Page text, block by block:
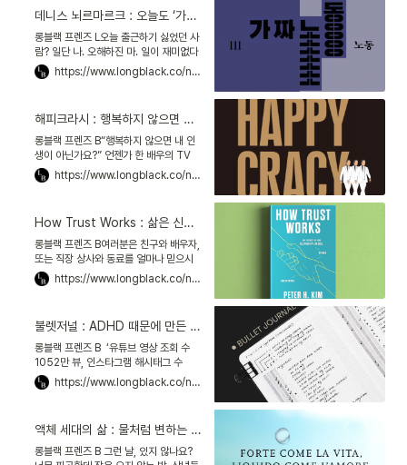
데니스 뇌르마르크 : 오늘도 ‘가짜 노동’ 하시나요?
롱블랙 프렌즈 L오늘 출근하기 싫었던 사
람? 일단 나. 오해하진 마. 일이 재미없다
는 건 아니니까. 그래도 가끔은 이런 생각
이 들어. ‘할 일이 왜 이렇게 많지!’ 그러다
https://www.longblack.co/note/1135
해피크라시 : 행복하지 않으면 내 인생이 아닌가요?
롱블랙 프렌즈 B“행복하지 않으면 내 인
생이 아닌가요?” 언젠가 한 배우의 TV
강연에서 들었던 인상 깊은 말입니다. 종
종 그 말을 떠올리곤 해요. 마음대로 풀리
https://www.longblack.co/note/1130
How Trust Works : 삶은 신뢰를 얻기 위한 도전이다
롱블랙 프렌즈 B여러분은 친구와 배우자,
또는 직장 상사와 동료를 얼마나 믿으시
나요? 믿음의 힘은 우리 생각보다 강력하
다고 합니다. 미국의 조직행동학자 피터
https://www.longblack.co/note/1124
불렛저널 : ADHD 때문에 만든 노트 정리법, 37만 명의 삶을 바꾸다
롱블랙 프렌즈 B ‘유튜브 영상 조회 수
1052만 뷰, 인스타그램 해시태그 수
1054만 개.’불렛저널Bullet Journal의
인기를 보여주죠. 2014년 등장한 이 다
https://www.longblack.co/note/1113
액체 세대의 삶 : 물처럼 변하는 불안한 시대에, 행복을 찾는 법
롱블랙 프렌즈 B 그런 날, 있지 않나요?